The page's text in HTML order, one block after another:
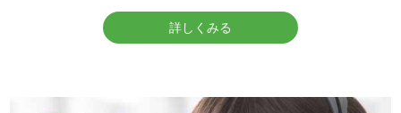
詳しくみる